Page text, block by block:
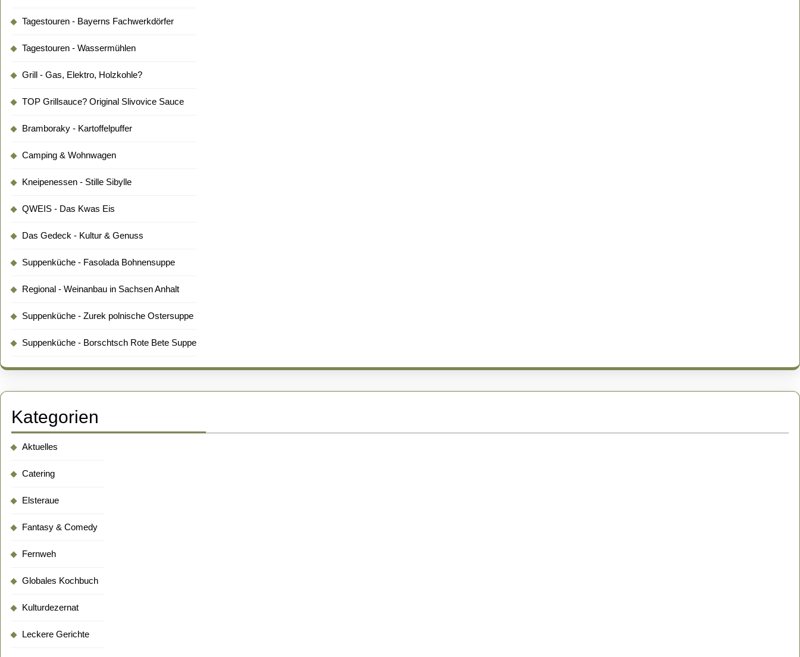
Tagestouren - Bayerns Fachwerkdörfer
Tagestouren - Wassermühlen
Grill - Gas, Elektro, Holzkohle?
TOP Grillsauce? Original Slivovice Sauce
Bramboraky - Kartoffelpuffer
Camping & Wohnwagen
Kneipenessen - Stille Sibylle
QWEIS - Das Kwas Eis
Das Gedeck - Kultur & Genuss
Suppenküche - Fasolada Bohnensuppe
Regional - Weinanbau in Sachsen Anhalt
Suppenküche - Zurek polnische Ostersuppe
Suppenküche - Borschtsch Rote Bete Suppe
Kategorien
Aktuelles
Catering
Elsteraue
Fantasy & Comedy
Fernweh
Globales Kochbuch
Kulturdezernat
Leckere Gerichte